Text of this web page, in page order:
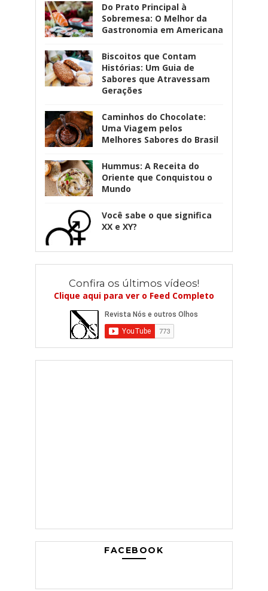
Do Prato Principal à
Sobremesa: O Melhor da
Gastronomia em Americana
Biscoitos que Contam
Histórias: Um Guia de
Sabores que Atravessam
Gerações
Caminhos do Chocolate:
Uma Viagem pelos
Melhores Sabores do Brasil
Hummus: A Receita do
Oriente que Conquistou o
Mundo
Você sabe o que significa
XX e XY?
Confira os últimos vídeos!
Clique aqui para ver o Feed Completo
FACEBOOK